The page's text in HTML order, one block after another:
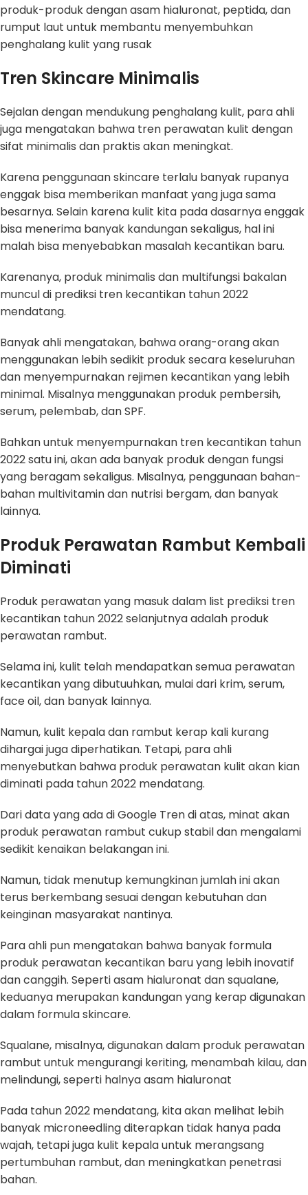
produk-produk dengan asam hialuronat, peptida, dan
rumput laut untuk membantu menyembuhkan
penghalang kulit yang rusak
Tren Skincare Minimalis
Sejalan dengan mendukung penghalang kulit, para ahli
juga mengatakan bahwa tren perawatan kulit dengan
sifat minimalis dan praktis akan meningkat.
Karena penggunaan skincare terlalu banyak rupanya
enggak bisa memberikan manfaat yang juga sama
besarnya. Selain karena kulit kita pada dasarnya enggak
bisa menerima banyak kandungan sekaligus, hal ini
malah bisa menyebabkan masalah kecantikan baru.
Karenanya, produk minimalis dan multifungsi bakalan
muncul di prediksi tren kecantikan tahun 2022
mendatang.
Banyak ahli mengatakan, bahwa orang-orang akan
menggunakan lebih sedikit produk secara keseluruhan
dan menyempurnakan rejimen kecantikan yang lebih
minimal. Misalnya menggunakan produk pembersih,
serum, pelembab, dan SPF.
Bahkan untuk menyempurnakan tren kecantikan tahun
2022 satu ini, akan ada banyak produk dengan fungsi
yang beragam sekaligus. Misalnya, penggunaan bahan-
bahan multivitamin dan nutrisi bergam, dan banyak
lainnya.
Produk Perawatan Rambut Kembali
Diminati
Produk perawatan yang masuk dalam list prediksi tren
kecantikan tahun 2022 selanjutnya adalah produk
perawatan rambut.
Selama ini, kulit telah mendapatkan semua perawatan
kecantikan yang dibutuuhkan, mulai dari krim, serum,
face oil, dan banyak lainnya.
Namun, kulit kepala dan rambut kerap kali kurang
dihargai juga diperhatikan. Tetapi, para ahli
menyebutkan bahwa produk perawatan kulit akan kian
diminati pada tahun 2022 mendatang.
Dari data yang ada di Google Tren di atas, minat akan
produk perawatan rambut cukup stabil dan mengalami
sedikit kenaikan belakangan ini.
Namun, tidak menutup kemungkinan jumlah ini akan
terus berkembang sesuai dengan kebutuhan dan
keinginan masyarakat nantinya.
Para ahli pun mengatakan bahwa banyak formula
produk perawatan kecantikan baru yang lebih inovatif
dan canggih. Seperti asam hialuronat dan squalane,
keduanya merupakan kandungan yang kerap digunakan
dalam formula skincare.
Squalane, misalnya, digunakan dalam produk perawatan
rambut untuk mengurangi keriting, menambah kilau, dan
melindungi, seperti halnya asam hialuronat
Pada tahun 2022 mendatang, kita akan melihat lebih
banyak microneedling diterapkan tidak hanya pada
wajah, tetapi juga kulit kepala untuk merangsang
pertumbuhan rambut, dan meningkatkan penetrasi
bahan.